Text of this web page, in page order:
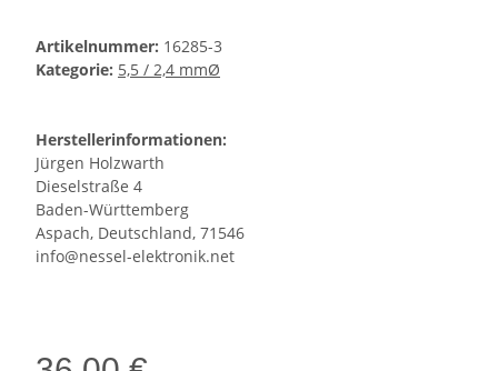
Artikelnummer: 16285-3
Kategorie: 5,5 / 2,4 mmØ
Herstellerinformationen:
Jürgen Holzwarth
Dieselstraße 4
Baden-Württemberg
Aspach, Deutschland, 71546
info@nessel-elektronik.net